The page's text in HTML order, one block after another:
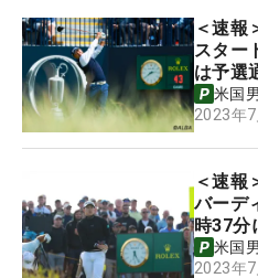
＜速報
スター
は予選
米国
2023年
＜速
バーデ
時37分
米国
2023年